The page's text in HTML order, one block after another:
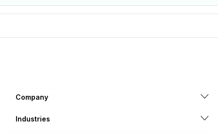
Company
Industries